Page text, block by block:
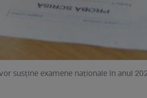
susține examene naționale în anul